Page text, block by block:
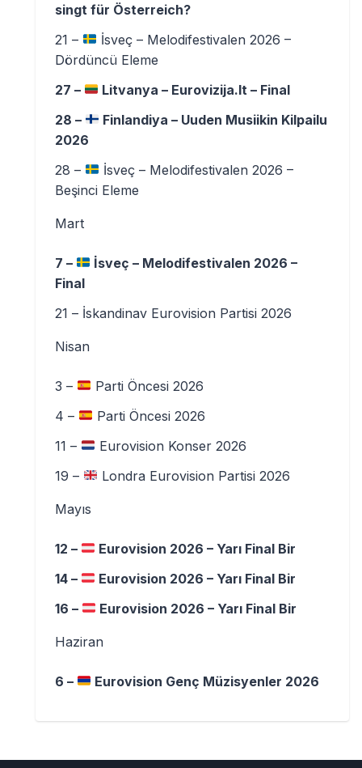
singt für Österreich?
21 –
İsveç – Melodifestivalen 2026 –
Dördüncü Eleme
27 –
Litvanya – Eurovizija.lt – Final
28 –
Finlandiya – Uuden Musiikin Kilpailu
2026
28 –
İsveç – Melodifestivalen 2026 –
Beşinci Eleme
Mart
7 –
İsveç – Melodifestivalen 2026 –
Final
21 – İskandinav Eurovision Partisi 2026
Nisan
3 –
Parti Öncesi 2026
4 –
Parti Öncesi 2026
11 –
Eurovision Konser 2026
19 –
Londra Eurovision Partisi 2026
Mayıs
12 –
Eurovision 2026 – Yarı Final Bir
14 –
Eurovision 2026 – Yarı Final Bir
16 –
Eurovision 2026 – Yarı Final Bir
Haziran
6 – Eurovision Genç Müzisyenler 2026